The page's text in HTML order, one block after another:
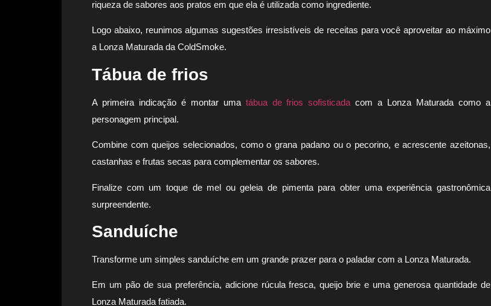
riqueza de sabores aos pratos em que ela é utilizada como ingrediente.
Logo abaixo, reunimos algumas sugestões irresistíveis de receitas para você aproveitar ao máximo
a Lonza Maturada da ColdSmoke.
Tábua de frios
A primeira indicação é montar uma tábua de frios sofisticadacom a Lonza Maturada como a
personagem principal.
Combine com queijos selecionados, como o grana padano ou o pecorino, e acrescente azeitonas,
castanhas e frutas secas para complementar os sabores.
Finalize com um toque de mel ou geleia de pimenta para obter uma experiência gastronômica
surpreendente.
Sanduíche
Transforme um simples sanduíche em um grande prazer para o paladar com a Lonza Maturada.
Em um pão de sua preferência, adicione rúcula fresca, queijo brie e uma generosa quantidade de
Lonza Maturada fatiada.